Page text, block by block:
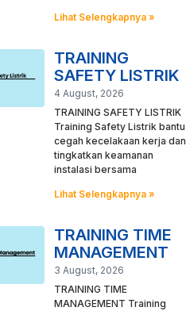
Lihat Selengkapnya »
TRAINING
SAFETY LISTRIK
4 August, 2026
TRAINING SAFETY LISTRIK
Training Safety Listrik bantu
cegah kecelakaan kerja dan
tingkatkan keamanan
instalasi bersama
Lihat Selengkapnya »
TRAINING TIME
MANAGEMENT
3 August, 2026
TRAINING TIME
MANAGEMENT Training